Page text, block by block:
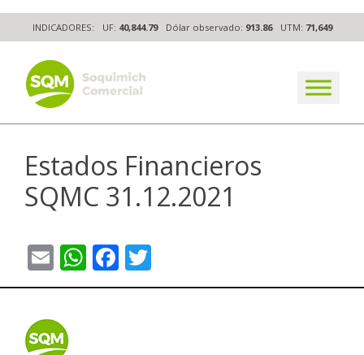
to
content
INDICADORES: UF: 40,844.79 Dólar observado: 913.86 UTM: 71,649
The worldwide business formula
Estados Financieros
SQMC 31.12.2021
EmailWhatsApp
Facebook